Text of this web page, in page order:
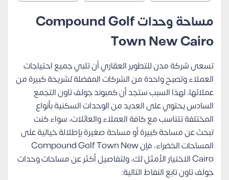
مساحة وحدات Compound Golf
Town New Cairo
تسعى شركة مدن للتطوير العقاري أن تلبي جميع احتياجات
العملاء وتصبح واحدة من الشركات المفضلة لشريحة كبيرة من
عملائها، لهذا السبب ستجد أن كمبوند جولف تاون التجمع
السادس يحتوي على العديد من الوحدات السكنية بأنواع
المختلفة تتناسب مع كافة العملاء والعائلات، سواء كنت
تبحث عن مساحة كبيرة أو مساحة صغيرة بإطلالة خيالية على
المساحات الخضراء، فإن Compound Golf Town New
Cairo الاختيار الأمثل لك، ولتفاصيل أكثر عن مساحات وحدات
جولف تاون تابع النفاط التالية: